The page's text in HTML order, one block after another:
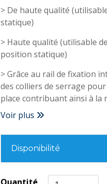
> De haute qualité
statique)
> Haute qualité (utilisable de
position statique)
> Grâce au rail de fixation
des colliers de serrage
place contribuant ainsi à la
Voir plus
Disponibilité